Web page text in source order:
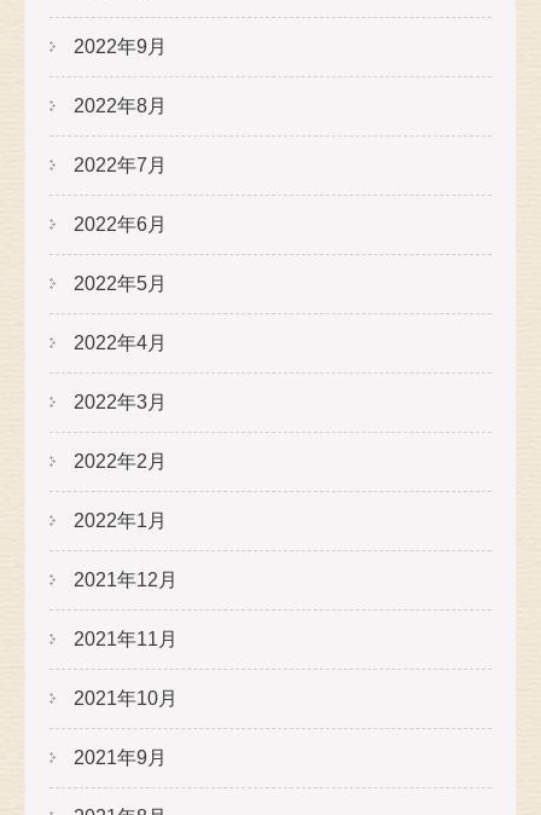
2022年9月
2022年8月
2022年7月
2022年6月
2022年5月
2022年4月
2022年3月
2022年2月
2022年1月
2021年12月
2021年11月
2021年10月
2021年9月